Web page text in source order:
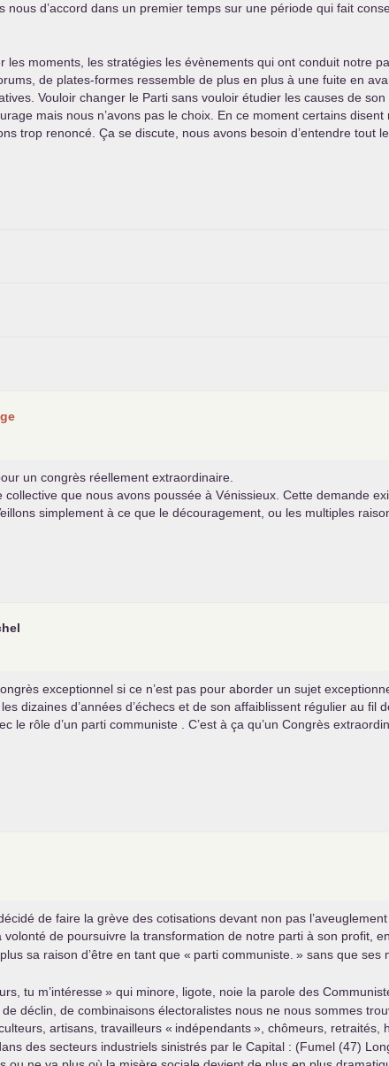
nous d’accord dans un premier temps sur une période qui fait
les moments, les stratégies les évènements qui ont conduit notre
de plates-formes ressemble de plus en plus à une fuite en
Vouloir changer le Parti sans vouloir étudier les causes de
mais nous n’avons pas le choix. En ce moment certains
trop renoncé. Ça se discute, nous avons besoin d’entendre tout
un congrès réellement extraordinaire.
collective que nous avons poussée à Vénissieux. Cette demande
simplement à ce que le découragement, ou les multiples
exceptionnel si ce n’est pas pour aborder un sujet
dizaines d’années d’échecs et de son affaiblissent régulier au fil
le rôle d’un parti communiste . C’est à ça qu’un Congrès
de faire la grève des cotisations devant non pas
de poursuivre la transformation de notre parti à son profit,
sa raison d’être en tant que « parti communiste. » sans que ses
tu m’intéresse» qui minore, ligote, noie la parole des
déclin, de combinaisons électoralistes nous ne nous sommes
artisans, travailleurs « indépendants», chômeurs, retraités,
des secteurs industriels sinistrés par le Capital : (Fumel (47)